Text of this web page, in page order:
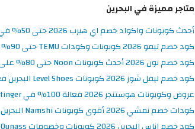
متاجر مميزة في البحرين
أحدث كوبونات واكواد خصم اي هيرب 2026 حتى 50% في iHerb البحرين
كود خصم تيمو 2026 كوبونات وكودات TEMU حتى 90% على الطلبات
كود خصم نون 2026 أحدث كوبونات Noon حتى 80% على المنتجات
كود خصم ليفل شوز 2026 كوبونات Level Shoes البحرين فعالة 100%
عروض وكوبونات هوستنجر 2026 فعالة 100% في Hostinger البحرين
كودات خصم نمشي 2026 أقوى كوبونات Namshi البحرين فعالة ومحدثة